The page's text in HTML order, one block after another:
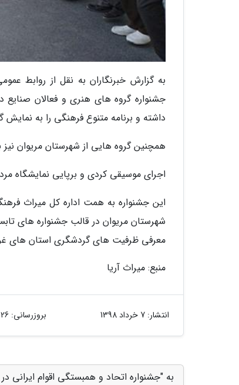
به گزارش خبرنگاران به نقل از روابط
جشنواره گروه های هنری و فعالان صنایع
داشته و برنامه متنوع فرهنگی را به نمایش
همچنین گروه هایی از شهرستان مریوان
اجرای موسیقی کردی و برپایی نمایشگاه
این جشنواره به همت اداره کل میراث
شهرستان مریوان در قالب جشنواره های
معرفی ظرفیت های گردشگری استان های
منبع: میراث آریا
انتشار: 7 خرداد 1398 بروزرسانی: 26 آبان 1399
به "جشنواره اتحاد و همبستگی اقوام ایرانی در